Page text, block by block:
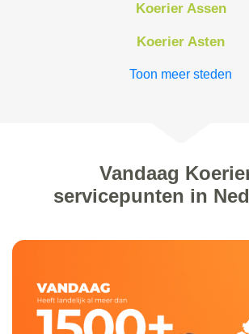
Koerier Assen
Koerier Asten
Toon meer steden
Vandaag
servicepunten in